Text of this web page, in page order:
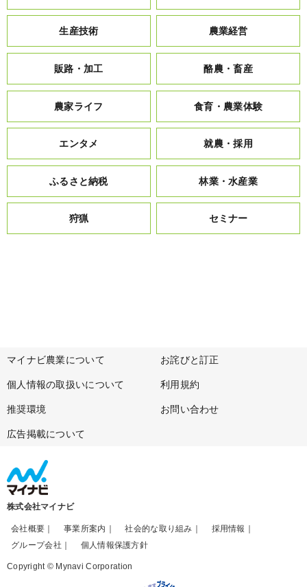
生産技術 農業経営
販路・加工 酪農・畜産
農家ライフ 食育・農業体験
エンタメ 就農・採用
ふるさと納税 林業・水産業
狩猟 セミナー
マイナビ農業について お詫びと訂正
個人情報の取扱いについて 利用規約
推奨環境 お問い合わせ
広告掲載について
株式会社マイナビ
会社概要 事業所案内 社会的な取り組み
採用情報
グループ会社
個人情報保護方針
Copyright © Mynavi Corporation